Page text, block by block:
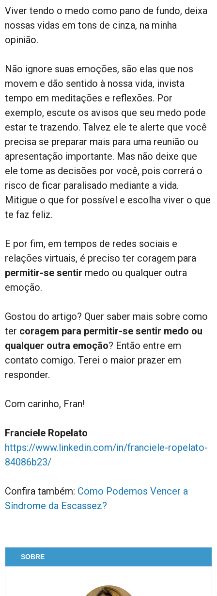
Viver tendo o medo como pano de fundo, deixa
nossas vidas em tons de cinza, na minha
opinião.
Não ignore suas emoções, são elas que nos
movem e dão sentido à nossa vida, invista
tempo em meditações e reflexões. Por
exemplo, escute os avisos que seu medo pode
estar te trazendo. Talvez ele te alerte que você
precisa se preparar mais para uma reunião ou
apresentação importante. Mas não deixe que
ele tome as decisões por você, pois correrá o
risco de ficar paralisado mediante a vida.
Mitigue o que for possível e escolha viver o que
te faz feliz.
E por fim, em tempos de redes sociais e
relações virtuais, é preciso ter coragem para
permitir-se sentir medo ou qualquer outra
emoção.
Gostou do artigo? Quer saber mais sobre como
ter coragem para permitir-se sentir medo ou
qualquer outra emoção? Então entre em
contato comigo. Terei o maior prazer em
responder.
Com carinho, Fran!
Franciele Ropelato
https://www.linkedin.com/in/franciele-ropelato-
84086b23/
Confira também: Como Podemos Vencer a
Síndrome da Escassez?
SOBRE